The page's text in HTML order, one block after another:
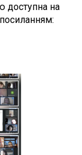
доступна на
посиланням: